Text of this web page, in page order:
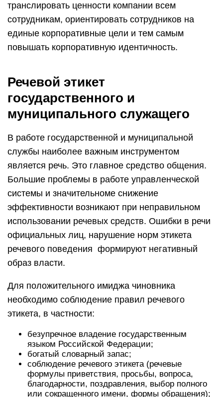
транслировать ценности компании всем
сотрудникам, ориентировать сотрудников на
единые корпоративные цели и тем самым
повышать корпоративную идентичность.
Речевой этикет
государственного и
муниципального служащего
В работе государственной и муниципальной
службы наиболее важным инструментом
является речь. Это главное средство общения.
Большие проблемы в работе управленческой
системы и значительноме снижение
эффективности возникают при неправильном
использовании речевых средств. Ошибки в речи
официальных лиц, нарушение норм этикета
речевого поведения формируют негативный
образ власти.
Для положительного имиджа чиновника
необходимо соблюдение правил речевого
этикета, в частности:
безупречное владение государственным
языком Российской Федерации;
богатый словарный запас;
соблюдение речевого этикета (речевые
формулы приветствия, просьбы, вопроса,
благодарности, поздравления, выбор полного
или сокращенного имени, формы обращения);